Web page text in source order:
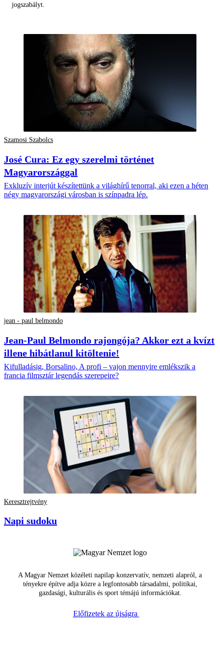
jogszabályt.
Szamosi Szabolcs
José Cura: Ez egy szerelmi történet
Magyarországgal
Exkluzív interjút készítettünk a világhírű tenorral, aki ezen a héten
négy magyarországi városban is színpadra lép.
jean - paul belmondo
Jean-Paul Belmondo rajongója? Akkor ezt a kvízt
illene hibátlanul kitöltenie!
Kifulladásig, Borsalino, A profi – vajon mennyire emlékszik a
francia filmsztár legendás szerepeire?
Keresztrejtvény
Napi sudoku
A Magyar Nemzet közéleti napilap konzervatív, nemzeti alapról, a
tényekre építve adja közre a legfontosabb társadalmi, politikai,
gazdasági, kulturális és sport témájú információkat.
Előfizetek az újságra